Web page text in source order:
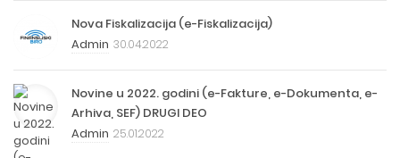
Nova Fiskalizacija (e-Fiskalizacija)
Admin 30.04.2022
Novine u 2022. godini (e-Fakture, e-Dokumenta, e-
Arhiva, SEF) DRUGI DEO
Admin 25.01.2022